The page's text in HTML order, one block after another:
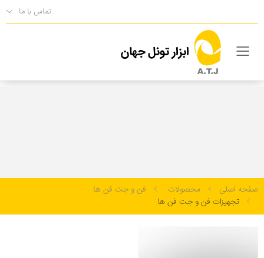
تماس با ما
فهرست
صفحه اصلی محصولات
فن و جت فن ها
تجهیزات فن و جت فن ها